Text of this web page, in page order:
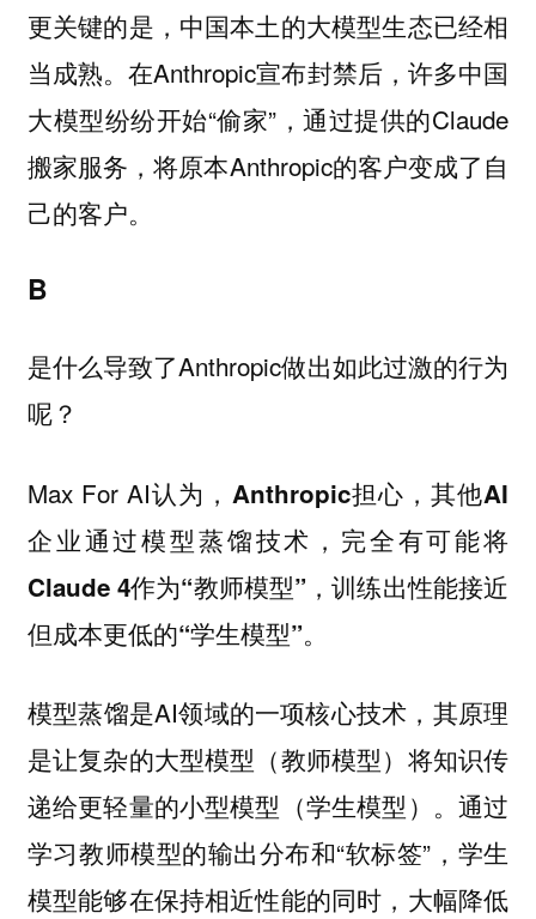
更关键的是，中国本土的大模型生态已经相
当成熟。在Anthropic宣布封禁后，许多中国
大模型纷纷开始“偷家”，通过提供的Claude
搬家服务，将原本Anthropic的客户变成了自
己的客户。
B
是什么导致了Anthropic做出如此过激的行为
呢？
Max For AI认为， Anthropic担心，其他AI
企业通过模型蒸馏技术，完全有可能将
Claude 4作为“教师模型”，训练出性能接近
但成本更低的“学生模型”。
模型蒸馏是AI领域的一项核心技术，其原理
是让复杂的大型模型（教师模型）将知识传
递给更轻量的小型模型（学生模型）。通过
学习教师模型的输出分布和“软标签”，学生
模型能够在保持相近性能的同时，大幅降低